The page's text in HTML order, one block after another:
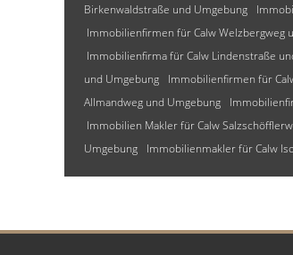
Birkenwaldstraße und Umgebung
Immobilienfirmen für Calw Welzbergweg
Immobilienfirma für Calw Lindenstraße
und Umgebung
Immobilienfirmen für
Allmandweg und Umgebung
Immobilien Makler für Calw
Umgebung
Immobilienmakler für Calw